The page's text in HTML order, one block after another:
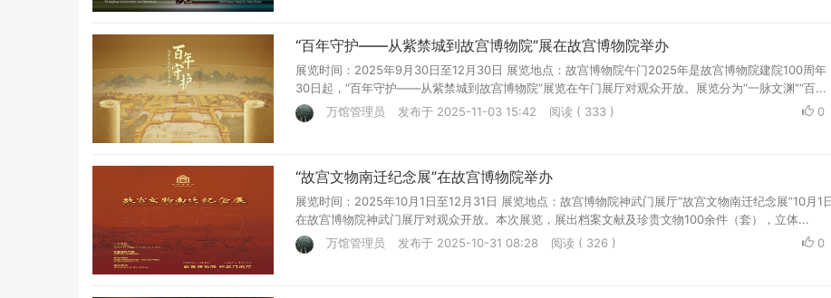
“百年守护——从紫禁城到故宫博物院”展在故宫博物院举办
展览时间：2025年9月30日至12月30日 展览地点：故宫博物院午门2025年是故宫博物院建院100周年
30日起，“百年守护——从紫禁城到故宫博物院”展览在午门展厅对观众开放。展览分为“一脉文渊”“百...
0
万馆管理员 发布于 2025-11-03 15:42 阅读 ( 333 )
“故宫文物南迁纪念展”在故宫博物院举办
展览时间：2025年10月1日至12月31日 展览地点：故宫博物院神武门展厅“故宫文物南迁纪念展”10月1
在故宫博物院神武门展厅对观众开放。本次展览，展出档案文献及珍贵文物100余件（套），立体...
0
万馆管理员 发布于 2025-10-31 08:28 阅读 ( 326 )